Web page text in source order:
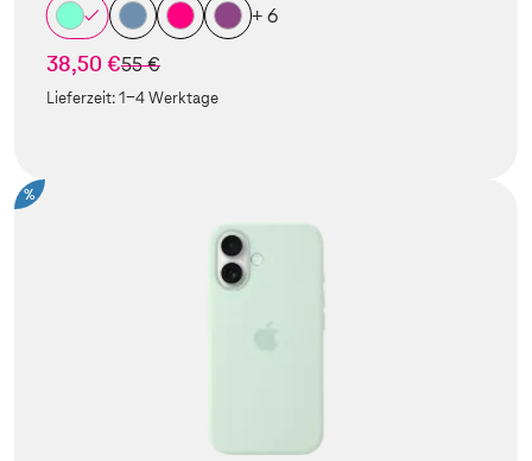
+ 6
38,50 €statt
55 €
Lieferzeit:1-4 Werktage
%